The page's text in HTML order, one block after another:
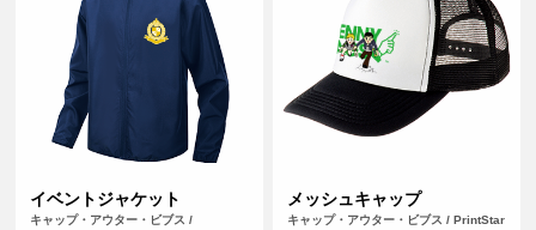
イベントジャケット
キャップ・アウター・ビブス /
メッシュキャップ
キャップ・アウター・ビブス / PrintStar